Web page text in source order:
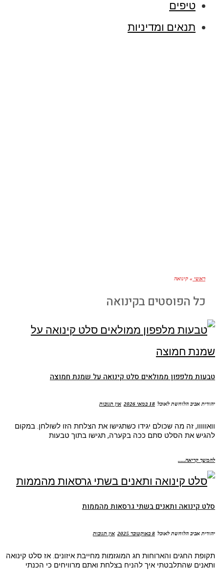
טיפים
תנאים ומדיניות
ראשי » קינואה
כל הפוסטים בקינואה
טבעות מלפפון ממולאים סלט קינואה על שמנת חמוצה
יהודית אביב הלוחשת לאוכל 18 במאי 2026 אין תגובות
וואווווו, זה מה שכולם יגידו כשתגישו את הצלחת הזו לשולחן. במקום
להגיש את הסלט סתם ככה בקערה, תגישו בתוך טבעות
להמשך קריאה.....
סלט קינואה ותאנים בשתי גרסאות מהממות
יהודית אביב הלוחשת לאוכל 8 באוקטובר 2025 אין תגובות
תקופת החגים והארוחות חג המוגזמות מחייבת איזונים. אז סלט קינואה
ותאנים שהתלבטתי איך להניח בצלחת ואתם מרוויחים כי הכנתי